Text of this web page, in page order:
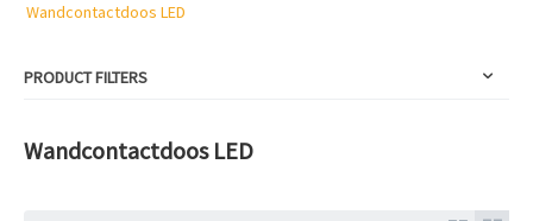
Wandcontactdoos LED
PRODUCT FILTERS
Wandcontactdoos LED